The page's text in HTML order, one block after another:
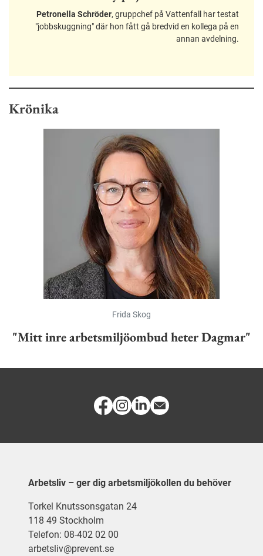
Petronella Schröder, gruppchef på Vattenfall har testat
"jobbskuggning" där hon fått gå bredvid en kollega på en
annan avdelning.
Krönika
Frida Skog
"Mitt inre arbetsmiljöombud heter Dagmar"
Arbetsliv – ger dig arbetsmiljökollen du behöver
Torkel Knutssonsgatan 24
118 49 Stockholm
Telefon: 08-402 02 00
arbetsliv@prevent.se